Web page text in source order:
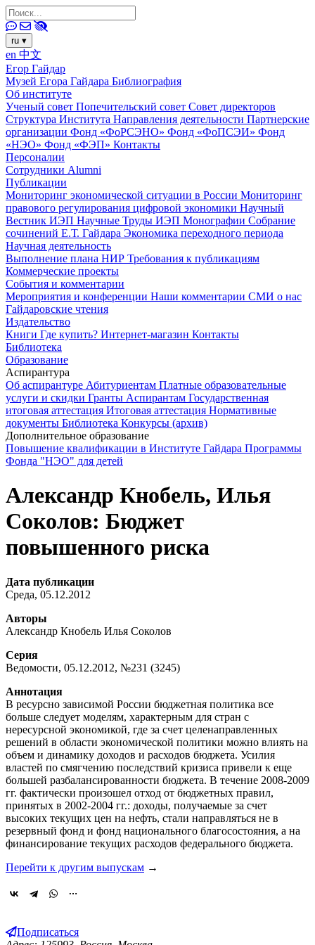
ru ▾
en 中文
Егор Гайдар
Музей Егора Гайдара Библиография
Об институте
Ученый совет Попечительский совет Совет директоров
Структура Института Направления деятельности Партнерские
организации Фонд «ФоРСЭНО» Фонд «ФоПСЭИ» Фонд
«НЭО» Фонд «ФЭП» Контакты
Персоналии
Сотрудники Alumni
Публикации
Мониторинг экономической ситуации в России Мониторинг
правового регулирования цифровой экономики Научный
Вестник ИЭП Научные Труды ИЭП Монографии Собрание
сочинений Е.Т. Гайдара Экономика переходного периода
Научная деятельность
Выполнение плана НИР Требования к публикациям
Коммерческие проекты
События и комментарии
Мероприятия и конференции Наши комментарии СМИ о нас
Гайдаровские чтения
Издательство
Книги Где купить? Интернет-магазин Контакты
Библиотека
Образование
Аспирантура
Об аспирантуре Абитуриентам Платные образовательные
услуги и скидки Гранты Аспирантам Государственная
итоговая аттестация Итоговая аттестация Нормативные
документы Библиотека Конкурсы (архив)
Дополнительное образование
Повышение квалификации в Институте Гайдара Программы
Фонда "НЭО" для детей
Александр Кнобель, Илья
Соколов: Бюджет
повышенного риска
Дата публикации
Среда, 05.12.2012
Авторы
Александр Кнобель Илья Соколов
Серия
Ведомости, 05.12.2012, №231 (3245)
Аннотация
В ресурсно зависимой России бюджетная политика все
больше следует моделям, характерным для стран с
нересурсной экономикой, где за счет целенаправленных
решений в области экономической политики можно влиять на
объем и динамику доходов и расходов бюджета. Усилия
властей по смягчению последствий кризиса привели к еще
большей разбалансированности бюджета. В течение 2008-2009
гг. фактически произошел отход от бюджетных правил,
принятых в 2002-2004 гг.: доходы, получаемые за счет
высоких текущих цен на нефть, стали направляться не в
резервный фонд и фонд национального благосостояния, а на
финансирование текущих расходов федерального бюджета.
Перейти к другим выпускам →
Подписаться